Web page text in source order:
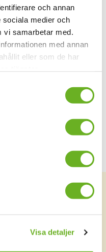
och annan
sociala medier och
vi samarbetar med.
med annan
eller som de har
Visa detaljer
19.30